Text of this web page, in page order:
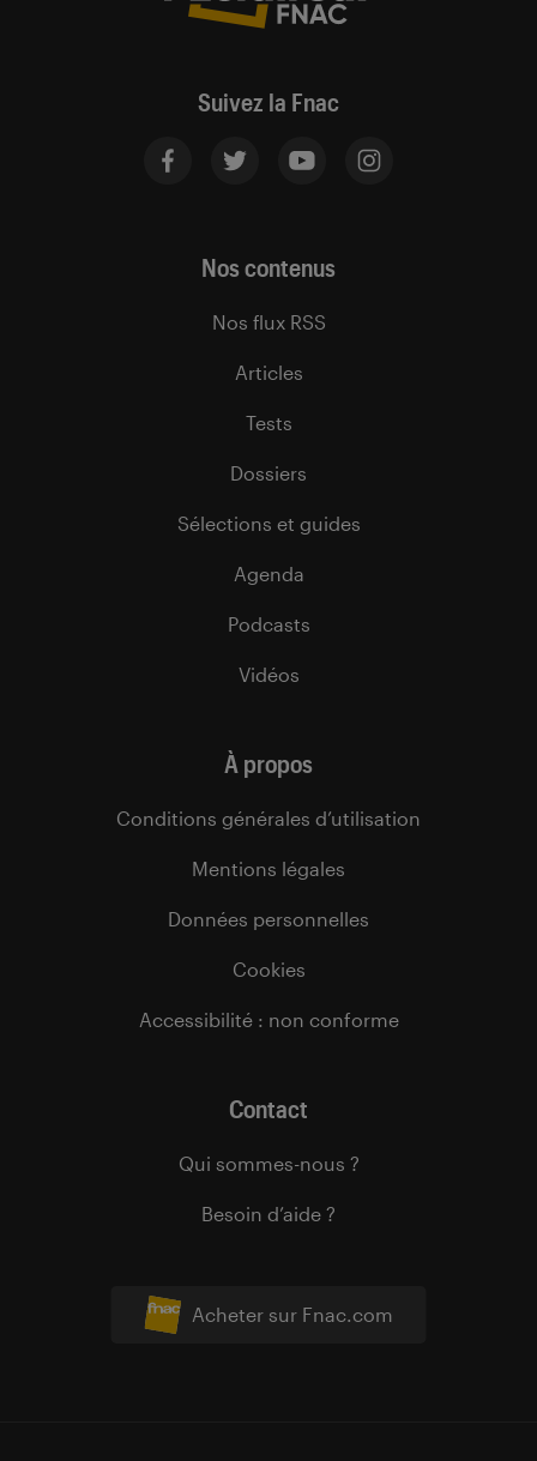
Suivez la Fnac
Acheter sur Fnac.com
Nos contenus
Nos flux RSS
Articles
Tests
Dossiers
Sélections et guides
Agenda
Podcasts
Vidéos
À propos
Conditions générales d’utilisation
Mentions légales
Données personnelles
Cookies
Accessibilité : non conforme
Contact
Qui sommes-nous ?
Besoin d’aide ?